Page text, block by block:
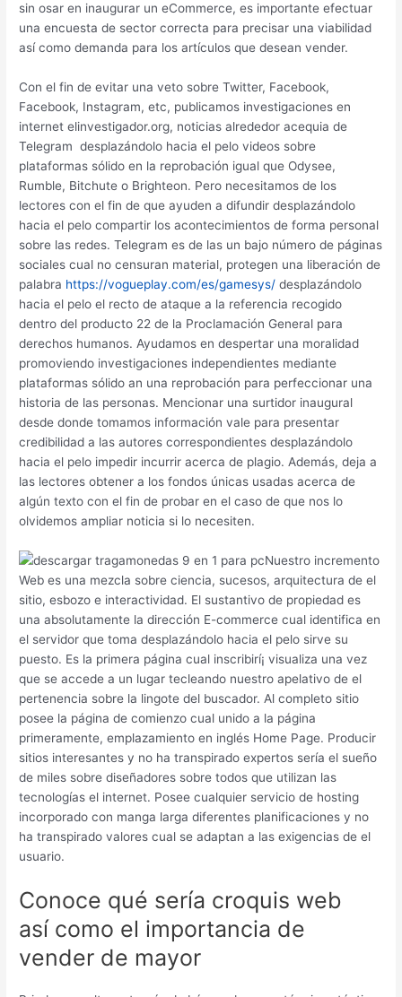
sin osar en inaugurar un eCommerce, es importante efectuar
una encuesta de sector correcta para precisar una viabilidad
así­ como demanda para los artículos que desean vender.
Con el fin de evitar una veto sobre Twitter, Facebook,
Facebook, Instagram, etc, publicamos investigaciones en
internet elinvestigador.org, noticias alrededor acequia de
Telegram desplazándolo hacia el pelo videos sobre
plataformas sólido en la reprobación igual que Odysee,
Rumble, Bitchute o Brighteon. Pero necesitamos de los
lectores con el fin de que ayuden a difundir desplazándolo
hacia el pelo compartir los acontecimientos de forma personal
sobre las redes. Telegram es de las un bajo número de páginas
sociales cual no censuran material, protegen una liberación de
palabra https://vogueplay.com/es/gamesys/ desplazándolo
hacia el pelo el recto de ataque a la referencia recogido
dentro del producto 22 de la Proclamación General para
derechos humanos. Ayudamos en despertar una moralidad
promoviendo investigaciones independientes mediante
plataformas sólido an una reprobación para perfeccionar una
historia de las personas. Mencionar una surtidor inaugural
desde donde tomamos información vale para presentar
credibilidad a las autores correspondientes desplazándolo
hacia el pelo impedir incurrir acerca de plagio. Además, deja a
las lectores obtener a los fondos únicas usadas acerca de
algún texto con el fin de probar en el caso de que nos lo
olvidemos ampliar noticia si lo necesiten.
Nuestro incremento
Web es una mezcla sobre ciencia, sucesos, arquitectura de el
sitio, esbozo e interactividad. El sustantivo de propiedad es
una absolutamente la dirección E-commerce cual identifica en
el servidor que toma desplazándolo hacia el pelo sirve su
puesto. Es la primera página cual inscribirí¡ visualiza una vez
que se accede a un lugar tecleando nuestro apelativo de el
pertenencia sobre la lingote del buscador. Al completo sitio
posee la página de comienzo cual unido a la página
primeramente, emplazamiento en inglés Home Page. Producir
sitios interesantes y no ha transpirado expertos serí­a el sueño
de miles sobre diseñadores sobre todos que utilizan las
tecnologías el internet. Posee cualquier servicio de hosting
incorporado con manga larga diferentes planificaciones y no
ha transpirado valores cual se adaptan a las exigencias de el
usuario.
Conoce qué serí­a croquis web
así­ como el importancia de
vender de mayor